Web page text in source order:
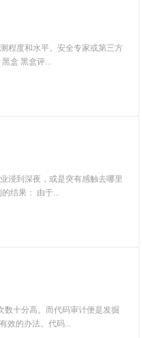
程度和水平。安全专家或第三方
盒 黑盒评...
浸到深夜，或是突有感触去哪里
结果： 由于...
数十分高。而代码审计便是发掘
效的办法。代码...